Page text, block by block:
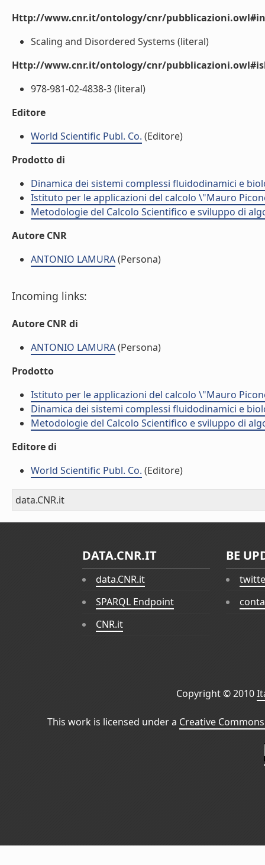
Http://www.cnr.it/ontology/cnr/
Scaling and Disordered Systems (literal)
Http://www.cnr.it/ontology/cnr/
978-981-02-4838-3 (literal)
Editore
World Scientific Publ. Co. (Editore)
Prodotto di
Dinamica dei sistemi complessi fluidodinamici e
Istituto per le applicazioni del calcolo \"Mauro
Metodologie del Calcolo Scientifico e sviluppo di
Autore CNR
ANTONIO LAMURA(Persona)
Incoming links:
Autore CNR di
ANTONIO LAMURA(Persona)
Prodotto
Istituto per le applicazioni del calcolo \"Mauro
Dinamica dei sistemi complessi fluidodinamici e
Metodologie del Calcolo Scientifico e sviluppo di
Editore di
World Scientific Publ. Co. (Editore)
data.CNR.it
DATA.CNR.IT
data.CNR.it
SPARQL Endpoint
CNR.it
BE
Copyright © 2010
This work is licensed under a Creative